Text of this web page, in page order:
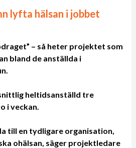
lyfta hälsan i jobbet
– så heter projektet som
bland de anställda i
heltidsanställd tre
i veckan.
till en tydligare organisation,
ohälsan, säger projektledare